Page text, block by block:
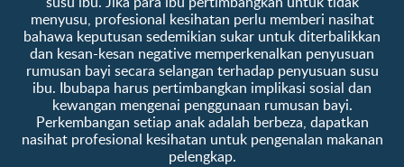
menyusu, profesional kesihatan perlu memberi nasihat
bahawa keputusan sedemikian sukar untuk diterbalikkan
dan kesan-kesan negative memperkenalkan penyusuan
rumusan bayi secara selangan terhadap penyusuan susu
ibu. Ibubapa harus pertimbangkan implikasi sosial dan
kewangan mengenai penggunaan rumusan bayi.
Perkembangan setiap anak adalah berbeza, dapatkan
nasihat profesional kesihatan untuk pengenalan makanan
pelengkap.